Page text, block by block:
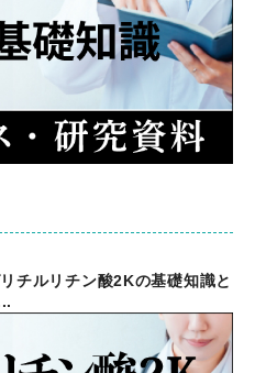
チルリチン酸2Kの基礎知識と